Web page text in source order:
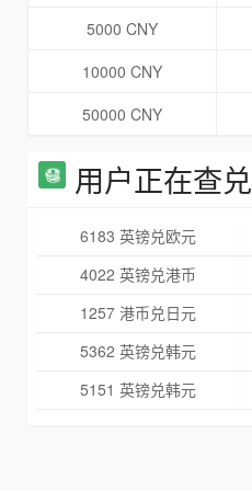
5000 CNY
10000 CNY
50000 CNY
用户正在查兑
6183 英镑兑欧元
4022 英镑兑港币
1257 港币兑日元
5362 英镑兑韩元
5151 英镑兑韩元